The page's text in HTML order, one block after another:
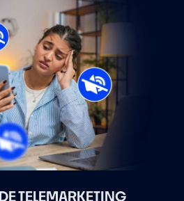
TELEMARKETING